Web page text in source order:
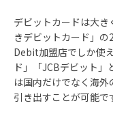
デビットカードは大
きデビットカード」
Debit加盟店でしか使
ド」「JCBデビット
は国内だけでなく海
引き出すことが可能で